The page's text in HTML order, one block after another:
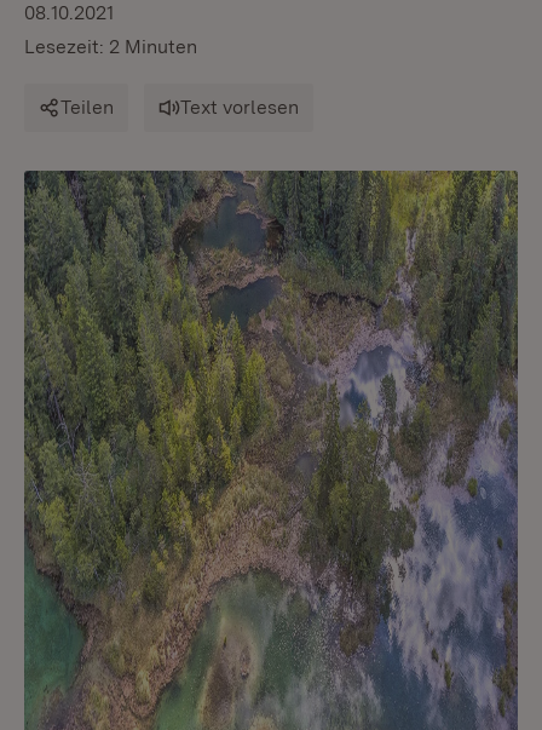
08.10.2021
Lesezeit: 2 Minuten
Teilen Text vorlesen